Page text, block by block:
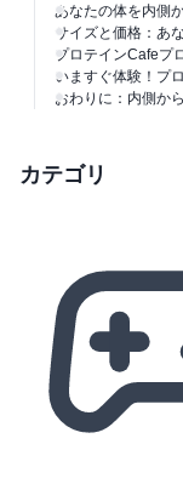
あなたの体を内側
サイズと価格：あ
プロテインCafeプ
いますぐ体験！プ
おわりに：内側か
カテゴリ